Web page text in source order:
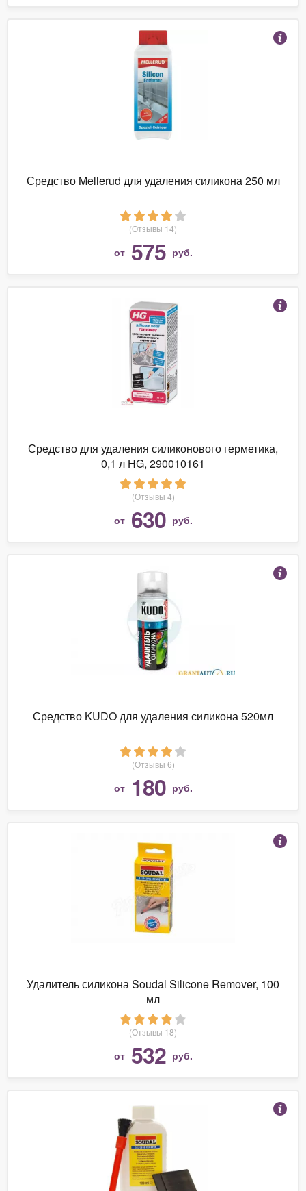
Средство Mellerud для удаления силикона 250 мл
(Отзывы 14)
от 575 руб.
Средство для удаления силиконового герметика,
0,1 л HG, 290010161
(Отзывы 4)
от 630 руб.
Средство KUDO для удаления силикона 520мл
(Отзывы 6)
от 180 руб.
Удалитель силикона Soudal Silicone Remover, 100
мл
(Отзывы 18)
от 532 руб.